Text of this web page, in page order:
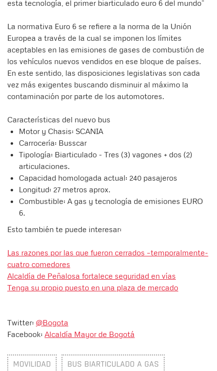
esta tecnología, el primer biarticulado euro 6 del mundo”
La normativa Euro 6 se refiere a la norma de la Unión
Europea a través de la cual se imponen los límites
aceptables en las emisiones de gases de combustión de
los vehículos nuevos vendidos en ese bloque de países.
En este sentido, las disposiciones legislativas son cada
vez más exigentes buscando disminuir al máximo la
contaminación por parte de los automotores.
Características del nuevo bus
Motor y Chasis: SCANIA
Carrocería: Busscar
Tipología: Biarticulado - Tres (3) vagones + dos (2)
articulaciones.
Capacidad homologada actual: 240 pasajeros
Longitud: 27 metros aprox.
Combustible: A gas y tecnología de emisiones EURO
6.
Esto también te puede interesar:
Las razones por las que fueron cerrados –temporalmente-
cuatro comedores
Alcaldía de Peñalosa fortalece seguridad en vías
Tenga su propio puesto en una plaza de mercado
Twitter: @Bogota
Facebook: Alcaldía Mayor de Bogotá
MOVILIDAD BUS BIARTICULADO A GAS